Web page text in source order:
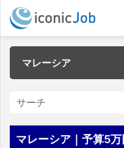
マレーシア
マレーシア｜予算5